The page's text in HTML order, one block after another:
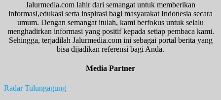
Jalurmedia.com lahir dari semangat untuk memberikan
informasi,edukasi serta inspirasi bagi masyarakat Indonesia secara
umum. Dengan semangat itulah, kami berfokus untuk selalu
menghadirkan informasi yang positif kepada setiap pembaca kami.
Sehingga, terjadilah Jalurmedia.com ini sebagai portal berita yang
bisa dijadikan referensi bagi Anda.
Media Partner
Radar Tulungagung